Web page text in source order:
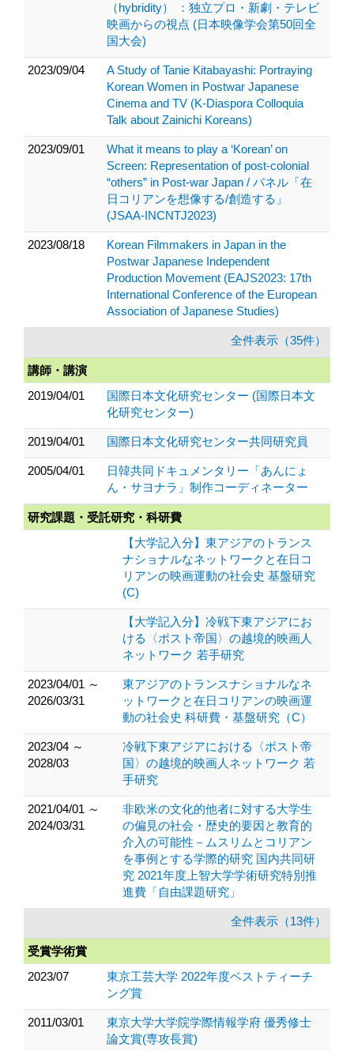
（hybridity） ：独立プロ・新劇・テレビ
映画からの視点 (日本映像学会第50回全
国大会)
2023/09/04
A Study of Tanie Kitabayashi: Portraying
Korean Women in Postwar Japanese
Cinema and TV (K-Diaspora Colloquia
Talk about Zainichi Koreans)
2023/09/01
What it means to play a ‘Korean’ on
Screen: Representation of post-colonial
“others” in Post-war Japan / パネル「在
日コリアンを想像する/創造する」
(JSAA-INCNTJ2023)
2023/08/18
Korean Filmmakers in Japan in the
Postwar Japanese Independent
Production Movement (EAJS2023: 17th
International Conference of the European
Association of Japanese Studies)
全件表示（35件）
講師・講演
2019/04/01
国際日本文化研究センター (国際日本文
化研究センター)
2019/04/01 国際日本文化研究センター共同研究員
2005/04/01
日韓共同ドキュメンタリー「あんにょ
ん・サヨナラ」制作コーディネーター
研究課題・受託研究・科研費
【大学記入分】東アジアのトランス
ナショナルなネットワークと在日コ
リアンの映画運動の社会史 基盤研究
(C)
【大学記入分】冷戦下東アジアにお
ける〈ポスト帝国〉の越境的映画人
ネットワーク 若手研究
2023/04/01 ～
2026/03/31
東アジアのトランスナショナルなネ
ットワークと在日コリアンの映画運
動の社会史 科研費・基盤研究（C）
2023/04 ～
2028/03
冷戦下東アジアにおける〈ポスト帝
国〉の越境的映画人ネットワーク 若
手研究
2021/04/01 ～
2024/03/31
非欧米の文化的他者に対する大学生
の偏見の社会・歴史的要因と教育的
介入の可能性－ムスリムとコリアン
を事例とする学際的研究 国内共同研
究 2021年度上智大学学術研究特別推
進費「自由課題研究」
全件表示（13件）
受賞学術賞
2023/07
東京工芸大学 2022年度ベストティーチ
ング賞
2011/03/01
東京大学大学院学際情報学府 優秀修士
論文賞(専攻長賞)